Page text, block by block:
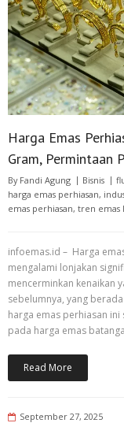
Harga Emas
Gram, Permintaan
By Fandi Agung Bisnis
harga emas perhiasan,
emas perhiasan, tren emas
infoemas.id – Harga
mengalami lonjakan
mencerminkan kenaikan
sebelumnya, yang
harga emas perhiasan
pada harga emas
Read More
September 27, 2025